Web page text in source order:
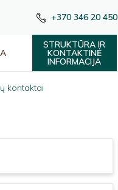
+370 346 20 450
STRUKTŪRA IR
KONTAKTINĖ
INFORMACIJA
kontaktai